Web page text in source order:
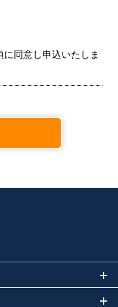
同意し申込いたしま